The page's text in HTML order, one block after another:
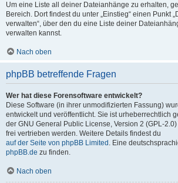
Um eine Liste all deiner Dateianhänge zu erhalten,
Bereich. Dort findest du unter „Einstieg“ einen Punkt
verwalten“, über den du eine Liste deiner
verwalten kannst.
Nach oben
phpBB betreffende Fragen
Wer hat diese Forensoftware entwickelt?
Diese Software (in ihrer unmodifizierten Fassung)
entwickelt und veröffentlicht. Sie ist urheberrechtlich
der GNU General Public License, Version 2 (GPL-
frei vertrieben werden. Weitere Details findest du
auf der Seite von phpBB Limited . Eine
phpBB.de zu finden.
Nach oben